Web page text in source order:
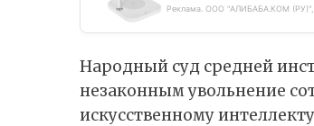
Реклама. ООО "АЛИБАБА.КОМ
Народный суд средней
незаконным увольнение
искусственному